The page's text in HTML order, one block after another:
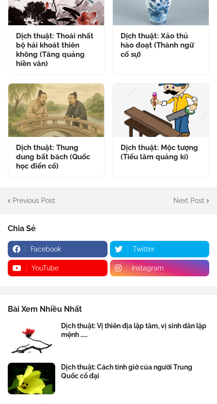
Dịch thuật: Thoái nhất
bộ hải khoát thiên
không (Tăng quảng
hiền văn)
Dịch thuật: Xảo thủ
hào đoạt (Thành ngữ
cố sự)
Dịch thuật: Thung
dung bất bách (Quốc
học điển cố)
Dịch thuật: Mộc tượng
(Tiếu lâm quảng kí)
Previous Post Next Post
Chia Sẻ
Facebook Twitter
YouTube Instagram
Bài Xem Nhiều Nhất
Dịch thuật: Vị thiên địa lập tâm, vị sinh dân lập
mệnh .....
Dịch thuật: Cách tính giờ của người Trung
Quốc cổ đại